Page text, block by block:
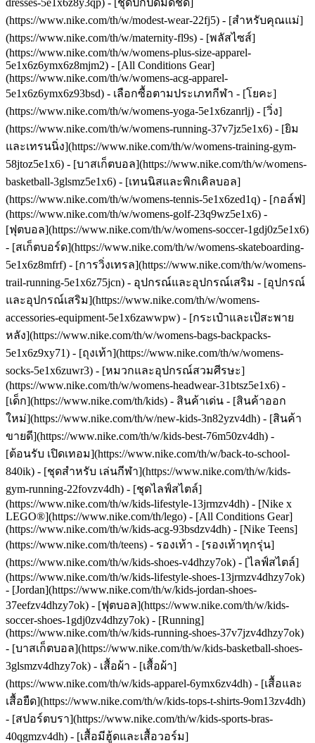
dresses-5e1x6z8y3qp) - [ชุดปกปิดมิดชิด]
(https://www.nike.com/th/w/modest-wear-22fj5) - [สำหรับคุณแม่]
(https://www.nike.com/th/w/maternity-fl9s) - [พลัสไซส์]
(https://www.nike.com/th/w/womens-plus-size-apparel-
5e1x6z6ymx6z8mjm2) - [All Conditions Gear]
(https://www.nike.com/th/w/womens-acg-apparel-
5e1x6z6ymx6z93bsd) - เลือกซื้อตามประเภทกีฬา - [โยคะ]
(https://www.nike.com/th/w/womens-yoga-5e1x6zanrlj) - [วิ่ง]
(https://www.nike.com/th/w/womens-running-37v7jz5e1x6) - [ยิม
และเทรนนิ่ง](https://www.nike.com/th/w/womens-training-gym-
58jtoz5e1x6) - [บาสเก็ตบอล](https://www.nike.com/th/w/womens-
basketball-3glsmz5e1x6) - [เทนนิสและพิกเคิลบอล]
(https://www.nike.com/th/w/womens-tennis-5e1x6zed1q) - [กอล์ฟ]
(https://www.nike.com/th/w/womens-golf-23q9wz5e1x6) -
[ฟุตบอล](https://www.nike.com/th/w/womens-soccer-1gdj0z5e1x6)
- [สเก็ตบอร์ด](https://www.nike.com/th/w/womens-skateboarding-
5e1x6z8mfrf) - [การวิ่งเทรล](https://www.nike.com/th/w/womens-
trail-running-5e1x6z75jcn) - อุปกรณ์และอุปกรณ์เสริม - [อุปกรณ์
และอุปกรณ์เสริม](https://www.nike.com/th/w/womens-
accessories-equipment-5e1x6zawwpw) - [กระเป๋าและเป้สะพาย
หลัง](https://www.nike.com/th/w/womens-bags-backpacks-
5e1x6z9xy71) - [ถุงเท้า](https://www.nike.com/th/w/womens-
socks-5e1x6zuwr3) - [หมวกและอุปกรณ์สวมศีรษะ]
(https://www.nike.com/th/w/womens-headwear-31btsz5e1x6) -
[เด็ก](https://www.nike.com/th/kids) - สินค้าเด่น - [สินค้าออก
ใหม่](https://www.nike.com/th/w/new-kids-3n82yzv4dh) - [สินค้า
ขายดี](https://www.nike.com/th/w/kids-best-76m50zv4dh) -
[ต้อนรับ เปิดเทอม](https://www.nike.com/th/w/back-to-school-
840ik) - [ชุดสําหรับ เล่นกีฬา](https://www.nike.com/th/w/kids-
gym-running-22fovzv4dh) - [ชุดไลฟ์สไตล์]
(https://www.nike.com/th/w/kids-lifestyle-13jrmzv4dh) - [Nike x
LEGO®](https://www.nike.com/th/lego) - [All Conditions Gear]
(https://www.nike.com/th/w/kids-acg-93bsdzv4dh) - [Nike Teens]
(https://www.nike.com/th/teens) - รองเท้า - [รองเท้าทุกรุ่น]
(https://www.nike.com/th/w/kids-shoes-v4dhzy7ok) - [ไลฟ์สไตล์]
(https://www.nike.com/th/w/kids-lifestyle-shoes-13jrmzv4dhzy7ok)
- [Jordan](https://www.nike.com/th/w/kids-jordan-shoes-
37eefzv4dhzy7ok) - [ฟุตบอล](https://www.nike.com/th/w/kids-
soccer-shoes-1gdj0zv4dhzy7ok) - [Running]
(https://www.nike.com/th/w/kids-running-shoes-37v7jzv4dhzy7ok)
- [บาสเก็ตบอล](https://www.nike.com/th/w/kids-basketball-shoes-
3glsmzv4dhzy7ok) - เสื้อผ้า - [เสื้อผ้า]
(https://www.nike.com/th/w/kids-apparel-6ymx6zv4dh) - [เสื้อและ
เสื้อยืด](https://www.nike.com/th/w/kids-tops-t-shirts-9om13zv4dh)
- [สปอร์ตบรา](https://www.nike.com/th/w/kids-sports-bras-
40qgmzv4dh) - [เสื้อมีฮู้ดและเสื้อวอร์ม]